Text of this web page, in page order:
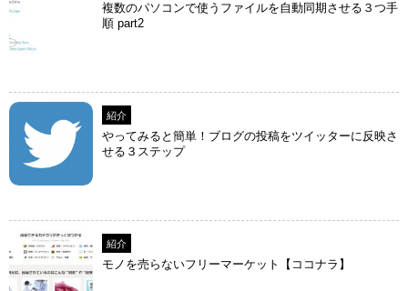
複数のパソコンで使うファイルを自動同期させる３つ手
順 part2
紹介
やってみると簡単！ブログの投稿をツイッターに反映さ
せる３ステップ
紹介
モノを売らないフリーマーケット【ココナラ】